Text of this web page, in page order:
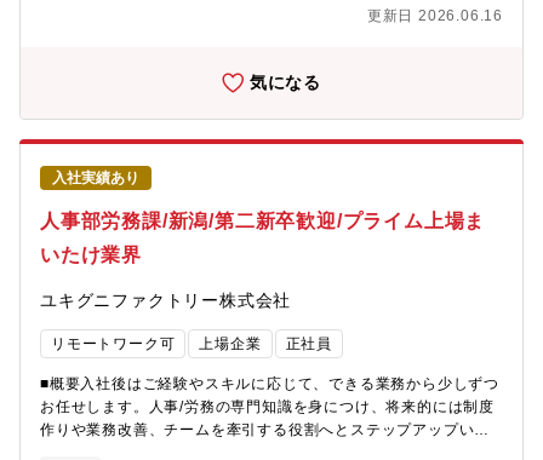
た高品質な商品ラインナップ・需要拡大中！・月平均残業は10時
更新日 2026.06.16
気になる
入社実績あり
人事部労務課/新潟/第二新卒歓迎/プライム上場ま
いたけ業界
ユキグニファクトリー株式会社
リモートワーク可 上場企業 正社員
■概要入社後はご経験やスキルに応じて、できる業務から少しずつ
お任せします。人事/労務の専門知識を身につけ、将来的には制度
作りや業務改善、チームを牽引する役割へとステップアップいた